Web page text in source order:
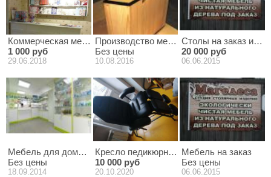
Коммерческая мебель из дерева
1 000 руб
29.06.2018
Мебель для дома и бизнеса
Без цены
18.09.2014
Производство мебели на
Без цены
10.08.2016
Кресло педикюрное (новое)
10 000 руб
20.10.2020
Столы на заказ из
20 000 руб
06.06.2015
Мебель на заказ
Без цены
06.06.2015